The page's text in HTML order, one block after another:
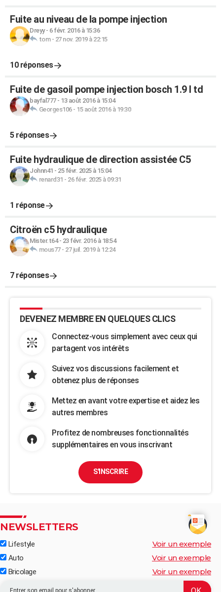
Fuite au niveau de la pompe injection
Dreyy- 6 févr. 2016 à 15:36
tom- 27 nov. 2019 à 22:15
10 réponses
Fuite de gasoil pompe injection bosch 1.9 l td
bayfal777- 13 août 2016 à 15:04
Georges106- 15 août 2016 à 19:30
5 réponses
Fuite hydraulique de direction assistée C5
Johnn41 - 25 févr. 2025 à 15:04
renard31 - 26 févr. 2025 à 09:31
1 réponse
Citroën c5 hydraulique
Mister.t64- 23 févr. 2016 à 18:54
mous77- 27 juil. 2019 à 12:24
7 réponses
DEVENEZ MEMBRE EN QUELQUES CLICS
Connectez-vous simplement avec ceux qui
partagent vos intérêts
Suivez vos discussions facilement et
obtenez plus de réponses
Mettez en avant votre expertise et aidez les
autres membres
Profitez de nombreuses fonctionnalités
supplémentaires en vous inscrivant
S'INSCRIRE
NEWSLETTERS
Lifestyle Voir un exemple
Auto Voir un exemple
Bricolage Voir un exemple